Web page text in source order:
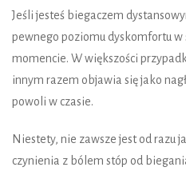
Jeśli jesteś biegaczem
pewnego poziomu dyskomfortu w
momencie. W większości
innym razem objawia się jako
powoli w czasie.
Niestety, nie zawsze jest od razu
czynienia z bólem stóp od